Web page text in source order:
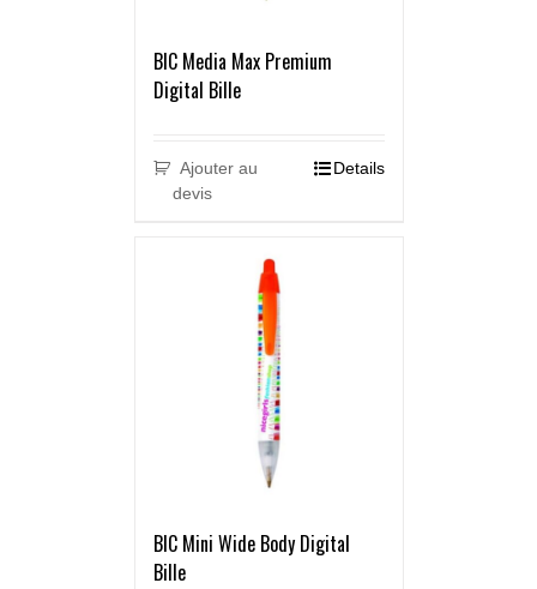
BIC Media Max Premium
Digital Bille
Ajouter au
devis
Details
BIC Mini Wide Body Digital
Bille